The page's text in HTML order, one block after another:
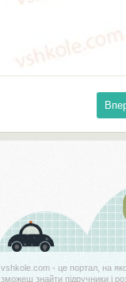
vshkole.com - це портал, на
зможеш знайти підручники і